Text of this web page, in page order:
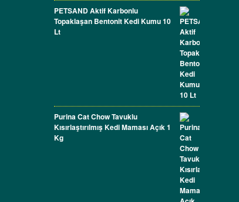
PETSAND Aktif Karbonlu
Topaklaşan Bentonit Kedi Kumu 10
Lt
Purina Cat Chow Tavuklu
Kısırlaştırılmış Kedi Maması Açık 1
Kg